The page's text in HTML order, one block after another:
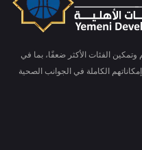
الفئات الأكثر ضعفًا، بما في
الكاملة في الجوانب الصحية